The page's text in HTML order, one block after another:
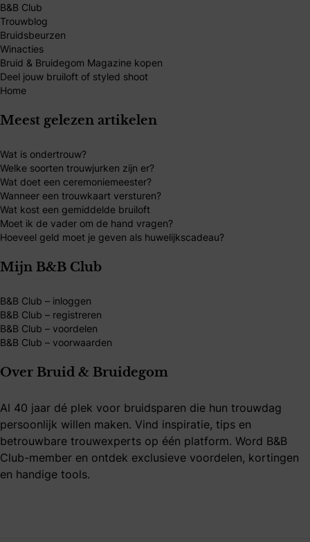
B&B Club
Trouwblog
Bruidsbeurzen
Winacties
Bruid & Bruidegom Magazine kopen
Deel jouw bruiloft of styled shoot
Home
Meest gelezen artikelen
Wat is ondertrouw?
Welke soorten trouwjurken zijn er?
Wat doet een ceremoniemeester?
Wanneer een trouwkaart versturen?
Wat kost een gemiddelde bruiloft
Moet ik de vader om de hand vragen?
Hoeveel geld moet je geven als huwelijkscadeau?
Mijn B&B Club
B&B Club – inloggen
B&B Club – registreren
B&B Club – voordelen
B&B Club – voorwaarden
Over Bruid & Bruidegom
Al 40 jaar dé plek voor bruidsparen die hun trouwdag
persoonlijk willen maken. Vind inspiratie, tips en
betrouwbare trouwexperts op één platform. Word B&B
Club-member en ontdek exclusieve voordelen, kortingen
en handige tools.